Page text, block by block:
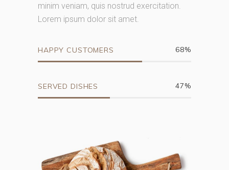
minim veniam, quis nostrud exercitation.
Lorem ipsum dolor sit amet.
HAPPY CUSTOMERS 68
SERVED DISHES 47